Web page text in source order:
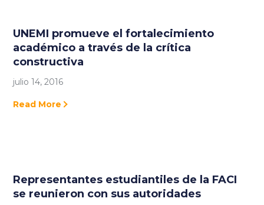
UNEMI promueve el fortalecimiento
académico a través de la crítica
constructiva
julio 14, 2016
Read More
Representantes estudiantiles de la FACI
se reunieron con sus autoridades